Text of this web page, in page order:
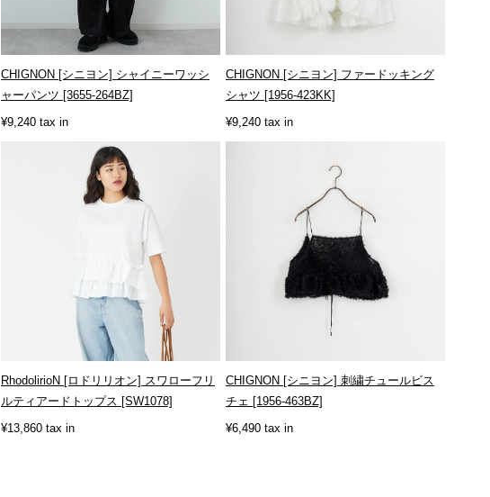
CHIGNON [シニヨン] シャイニーワッシ
ャーパンツ [3655-264BZ]
¥9,240 tax in
CHIGNON [シニヨン] ファードッキング
シャツ [1956-423KK]
¥9,240 tax in
RhodolirioN [ロドリリオン] スワローフリ
ルティアードトップス [SW1078]
¥13,860 tax in
CHIGNON [シニヨン] 刺繍チュールビス
チェ [1956-463BZ]
¥6,490 tax in